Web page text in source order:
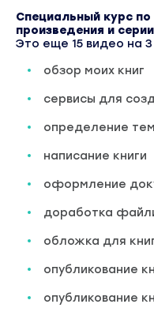
Специальный курс
произведения и
Это еще 15 видео на 3
обзор моих книг
сервисы для
определение
написание книги
оформление
доработка
обложка для
опубликование
опубликование